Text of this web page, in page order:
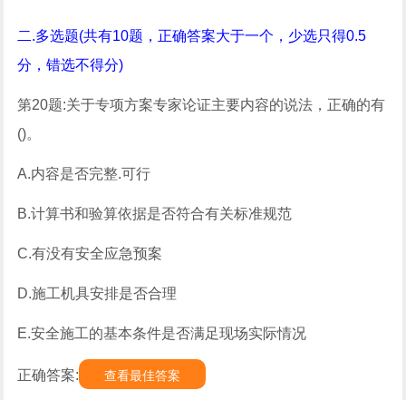
二.多选题(共有10题，正确答案大于一个，少选只得0.5
分，错选不得分)
第20题:关于专项方案专家论证主要内容的说法，正确的有
()。
A.内容是否完整.可行
B.计算书和验算依据是否符合有关标准规范
C.有没有安全应急预案
D.施工机具安排是否合理
E.安全施工的基本条件是否满足现场实际情况
正确答案: 查看最佳答案